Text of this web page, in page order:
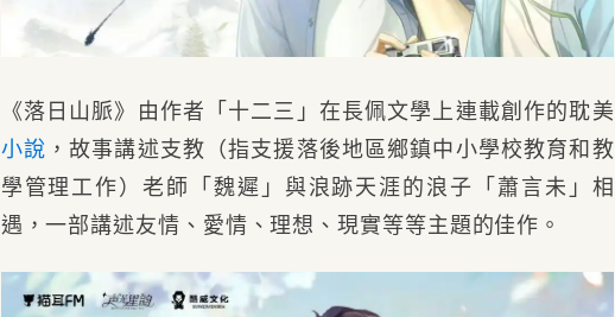
《落日山脈》由作者「十二三」在長佩文學上連載創作的耽美
小說 ，故事講述支教（指支援落後地區鄉鎮中小學校教育和教
學管理工作）老師「魏遲」與浪跡天涯的浪子「蕭言未」相
遇，一部講述友情、愛情、理想、現實等等主題的佳作。